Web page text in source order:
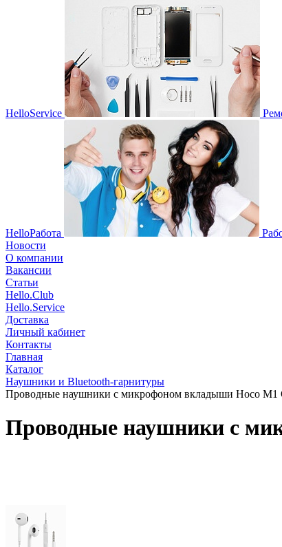
HelloService
HelloРабота
Новости
О компании
Вакансии
Статьи
Hello.Club
Hello.Service
Доставка
Личный кабинет
Контакты
Главная
Каталог
Наушники и Bluetooth-гарнитуры
Проводные наушники с микрофоном вкладыши Hoco M1
Проводные наушники с